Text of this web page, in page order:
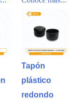
Tapón
plástico
redondo